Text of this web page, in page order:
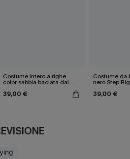
Costume intero a righe
color sabbia baciata dal
39,00 €
Costume da
nero Step
39,00 €